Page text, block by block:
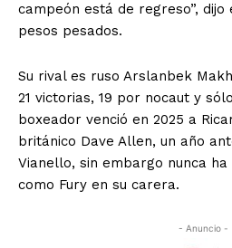
campeón está de regreso”,
pesos pesados.
Su rival es ruso Arslanbek
21 victorias, 19 por nocaut y
boxeador venció en 2025 a
británico Dave Allen, un año
Vianello, sin embargo nunca
como Fury en su carera.
- Anuncio -